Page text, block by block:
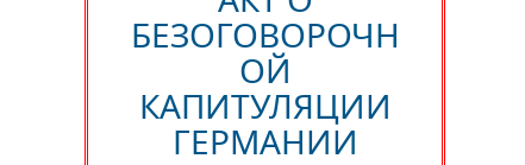
БЕЗОГОВОРОЧН
ОЙ
КАПИТУЛЯЦИИ
ГЕРМАНИИ